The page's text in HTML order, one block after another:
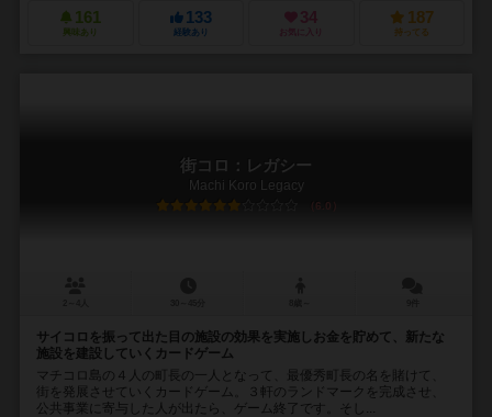
161
興味あり
133
経験あり
34
お気に入り
187
持ってる
街コロ：レガシー
Machi Koro Legacy
6.0
サイコロを振って出た目の施設の効果を実施しお金を貯めて、新たな
施設を建設していくカードゲーム
マチコロ島の４人の町長の一人となって、最優秀町長の名を賭けて、
街を発展させていくカードゲーム。３軒のランドマークを完成させ、
公共事業に寄与した人が出たら、ゲーム終了です。そし...